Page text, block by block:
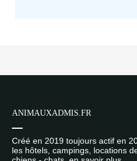
ANIMAUXADMIS.FR
Créé en 2019 toujours actif en
les hôtels, campings, locations